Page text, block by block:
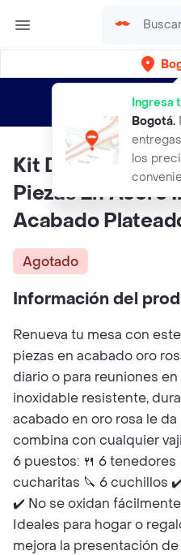
Ingresa
Bogotá.
los
envíos gratis
Kit De Cubiertos
Piezas En Acero
Acabado
Agotado
Información del
Renueva tu mesa con
piezas en acabado oro
diario o para reuniones
inoxidable resistente,
acabado en oro rosa le
combina con cualquier
6 puestos: 🍴 6 tenedores
cucharitas 🔪 6 cuchillos
✔️ No se oxidan
Ideales para hogar o
mejora la presentación